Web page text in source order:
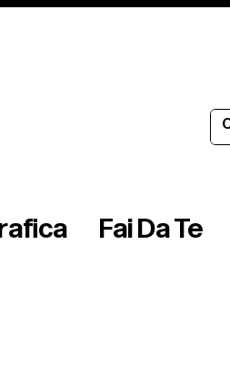
Fai Da Te